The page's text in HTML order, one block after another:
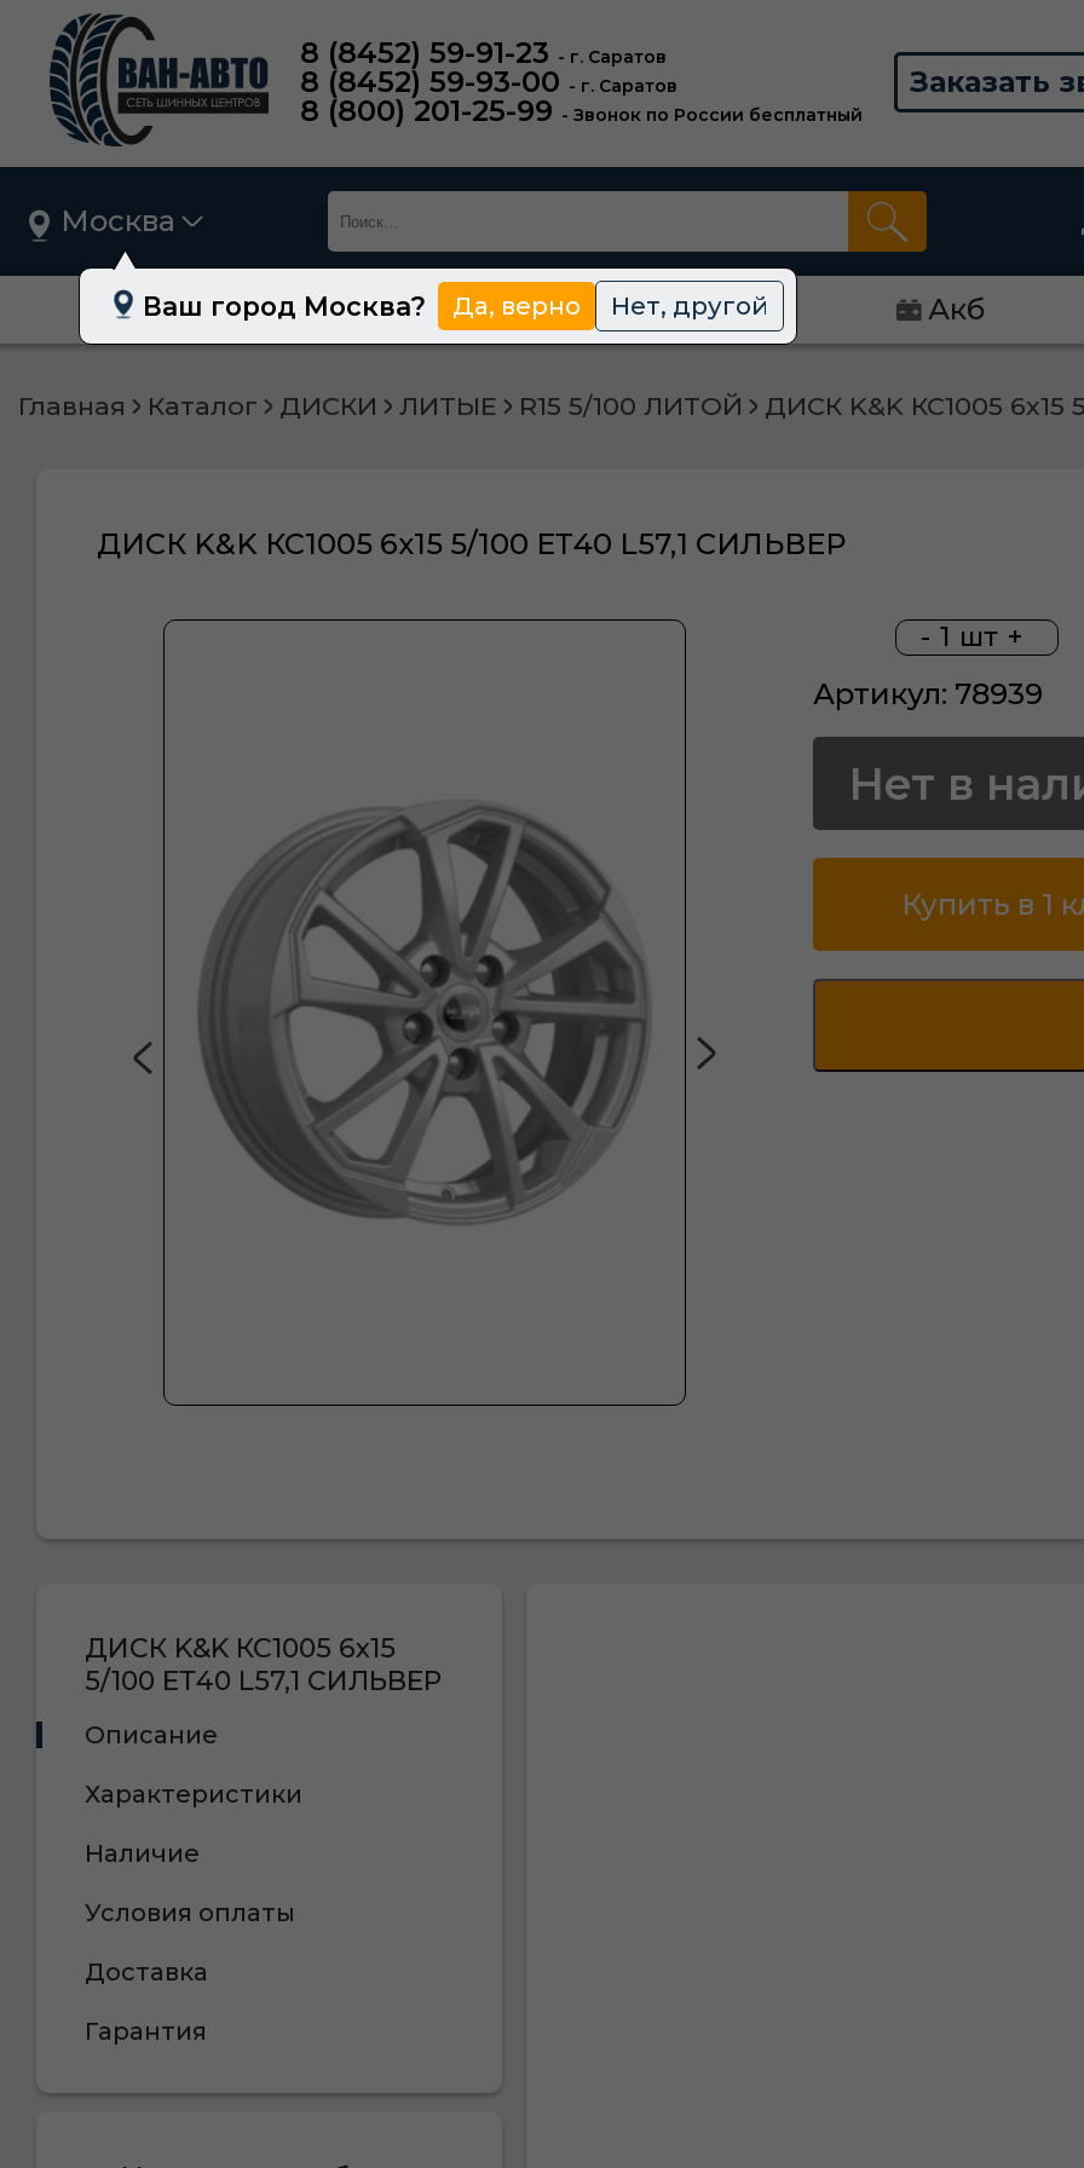
8 (8452) 59-91-23 - г. Саратов
8 (8452) 59-93-00 - г. Саратов
8 (800) 201-25-99 - Звонок по России бесплатный
Заказать
Москва
Ваш город Москва? Да, верно Нет, другой
О нас Шины Диски Акб
Главная Каталог ДИСКИ ЛИТЫЕ R15 5/100 ЛИТОЙ ДИСК K&K КС1005 6x15
ДИСК K&K КС1005 6x15 5/100 ЕТ40 L57,1 СИЛЬВЕР
- 1 шт +
Артикул: 78939
Нет в
Купить в 1
ДИСК K&K КС1005 6x15
5/100 ЕТ40 L57,1 СИЛЬВЕР
Описание
Характеристики
Наличие
Условия оплаты
Доставка
Гарантия